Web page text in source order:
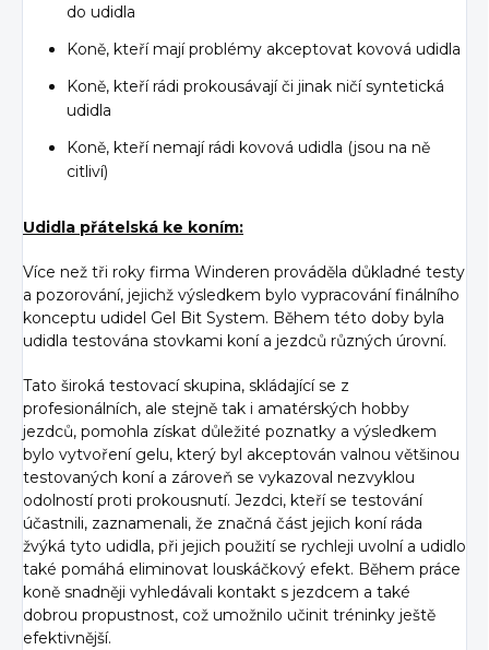
do udidla
Koně, kteří mají problémy akceptovat kovová udidla
Koně, kteří rádi prokousávají či jinak ničí syntetická
udidla
Koně, kteří nemají rádi kovová udidla (jsou na ně
citliví)
Udidla přátelská ke koním:
Více než tři roky firma Winderen prováděla důkladné testy
a pozorování, jejichž výsledkem bylo vypracování finálního
konceptu udidel Gel Bit System. Během této doby byla
udidla testována stovkami koní a jezdců různých úrovní.
Tato široká testovací skupina, skládající se z
profesionálních, ale stejně tak i amatérských hobby
jezdců, pomohla získat důležité poznatky a výsledkem
bylo vytvoření gelu, který byl akceptován valnou většinou
testovaných koní a zároveň se vykazoval nezvyklou
odolností proti prokousnutí. Jezdci, kteří se testování
účastnili, zaznamenali, že značná část jejich koní ráda
žvýká tyto udidla, při jejich použití se rychleji uvolní a udidlo
také pomáhá eliminovat louskáčkový efekt. Během práce
koně snadněji vyhledávali kontakt s jezdcem a také
dobrou propustnost, což umožnilo učinit tréninky ještě
efektivnější.